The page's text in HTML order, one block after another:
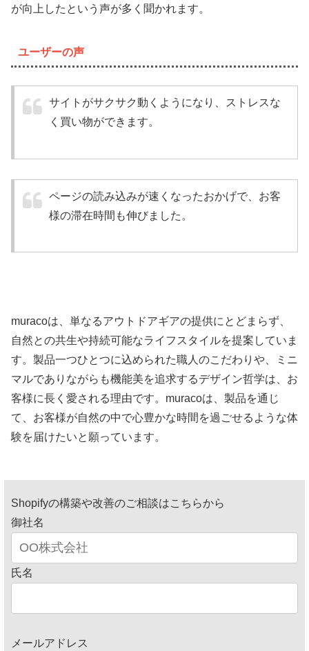
が向上したという声が多く聞かれます。
ユーザーの声
サイトがサクサク動くようになり、ストレスな
く買い物ができます。
ページの読み込みが速くなったおかげで、お客
様の滞在時間も伸びました。
muracoは、単なるアウトドアギアの提供にとどまらず、
自然との共生や持続可能なライフスタイルを提案していま
す。製品一つひとつに込められた職人のこだわりや、ミニ
マルでありながらも機能美を追求するデザイン哲学は、お
客様に長く愛される理由です。muracoは、製品を通じ
て、お客様が自然の中で心豊かな時間を過ごせるような体
験を届けたいと願っています。
Shopifyの構築や改善のご相談はこちらから
御社名
氏名
メールアドレス